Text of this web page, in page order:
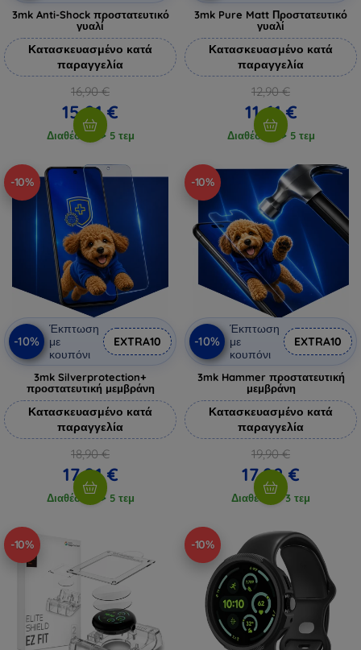
3mk Anti-Shock προστατευτικό
γυαλί
Κατασκευασμένο κατά
παραγγελία
16,90 €
15,21 €
Διαθέσιμο > 5 τεμ
3mk Pure Matt Προστατευτικό
γυαλί
Κατασκευασμένο κατά
παραγγελία
12,90 €
11,61 €
Διαθέσιμο > 5 τεμ
-10%
-10%
Έκπτωση
με
κουπόνι
EXTRA10
3mk Silverprotection+
προστατευτική μεμβράνη
Κατασκευασμένο κατά
παραγγελία
18,90 €
17,01 €
Διαθέσιμο > 5 τεμ
-10%
-10%
Έκπτωση
με
κουπόνι
EXTRA10
3mk Hammer προστατευτική
μεμβράνη
Κατασκευασμένο κατά
παραγγελία
19,90 €
17,92 €
Διαθέσιμο 3 τεμ
-10% -10%